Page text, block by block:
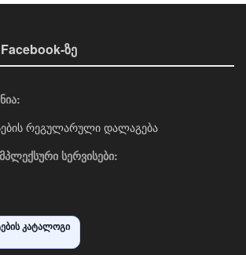
ზე
რეგულარული დალაგება
სერვისები:
კატალოგი